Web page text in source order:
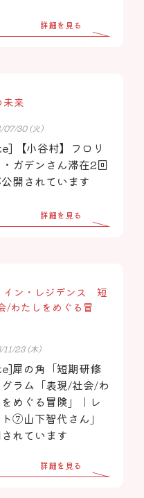
詳細を見る
未来
07/30 (火)
【小谷村】フロリ
ガデンさん滞在2回
開されています
詳細を見る
イン・レジデンス 短
/わたしをめぐる冒
23 (木)
犀の角「短期研修
ラム「表現/社会/わ
めぐる冒険」｜レ
⑦山下智代さん」
れています
詳細を見る